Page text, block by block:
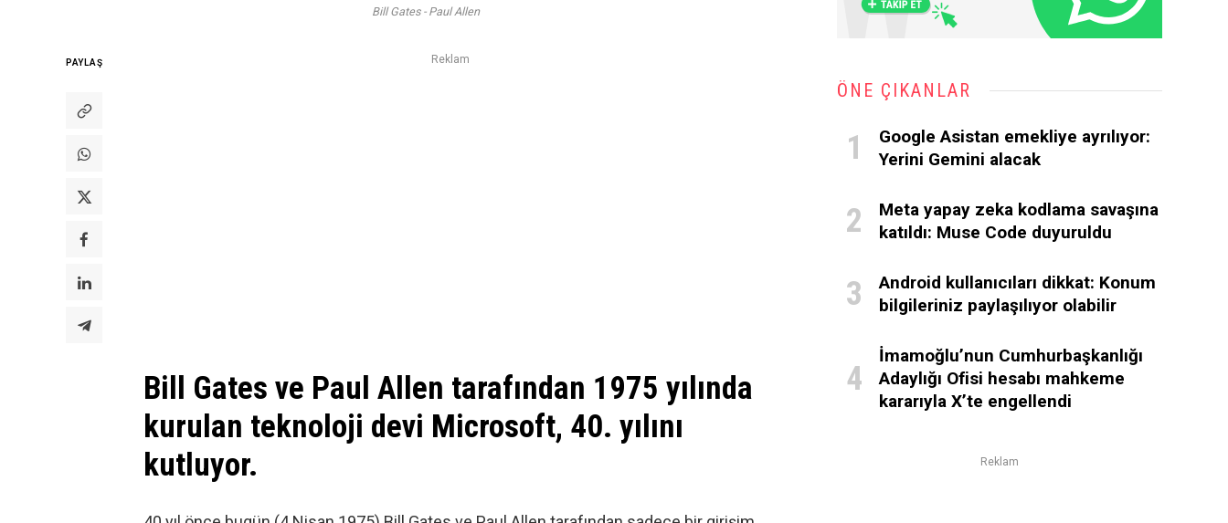
Bill Gates - Paul Allen
PAYLAŞ Reklam
Bill Gates ve Paul Allen tarafından 1975 yılında
kurulan teknoloji devi Microsoft, 40. yılını
kutluyor.
ÖNE ÇIKANLAR
Google Asistan emekliye ayrılıyor:
Yerini Gemini alacak
Meta yapay zeka kodlama savaşına
katıldı: Muse Code duyuruldu
Android kullanıcıları dikkat: Konum
bilgileriniz paylaşılıyor olabilir
İmamoğlu’nun Cumhurbaşkanlığı
Adaylığı Ofisi hesabı mahkeme
kararıyla X’te engellendi
Reklam